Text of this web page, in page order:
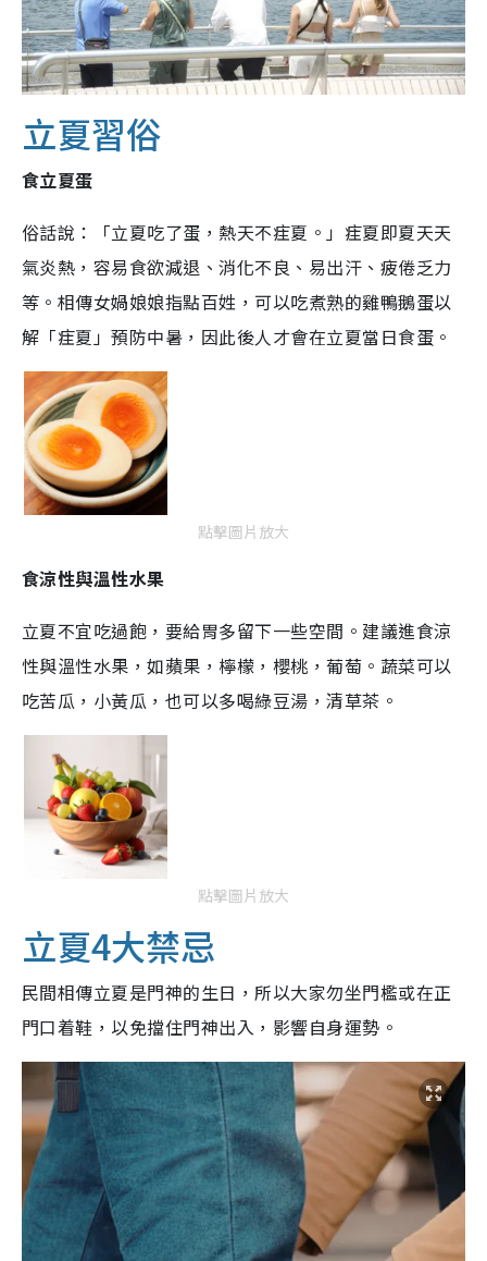
立夏習俗
食立夏蛋
俗話說：「立夏吃了蛋，熱天不疰夏。」疰夏即夏天天
氣炎熱，容易食欲減退、消化不良、易出汗、疲倦乏力
等。相傳女媧娘娘指點百姓，可以吃煮熟的雞鴨鵝蛋以
解「疰夏」預防中暑，因此後人才會在立夏當日食蛋。
點擊圖片放大
食涼性與溫性水果
立夏不宜吃過飽，要給胃多留下一些空間。建議進食涼
性與溫性水果，如蘋果，檸檬，櫻桃，葡萄。蔬菜可以
吃苦瓜，小黃瓜，也可以多喝綠豆湯，清草茶。
點擊圖片放大
立夏4大禁忌
民間相傳立夏是門神的生日，所以大家勿坐門檻或在正
門口着鞋，以免擋住門神出入，影響自身運勢。